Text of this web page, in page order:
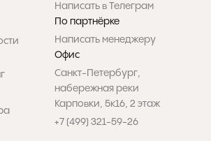
Написать в Телеграм
По партнёрке
Написать менеджеру
Офис
Санкт-Петербург,
набережная реки
Карповки, 5к16, 2 этаж
+7 (499) 321-59-26